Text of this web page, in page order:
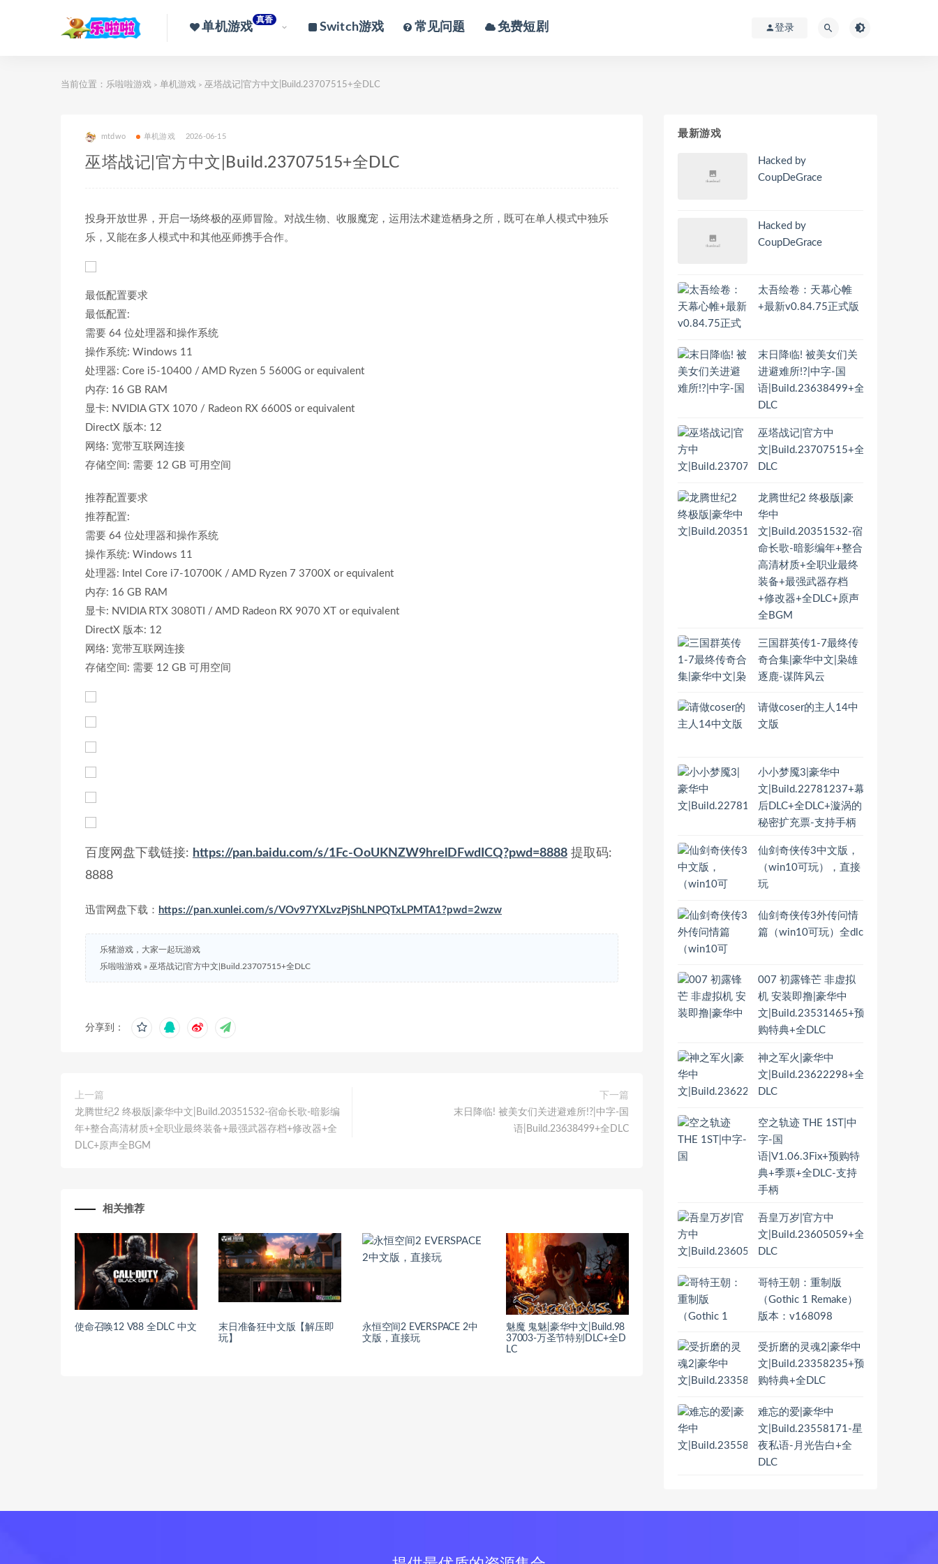
单机游戏
真香
Switch游戏 常见问题 免费短剧 登录
当前位置： 乐啦啦游戏 > 单机游戏 > 巫塔战记|官方中文|Build.23707515+全DLC
mtdwo 单机游戏 2026-06-15
巫塔战记|官方中文|Build.23707515+全DLC
投身开放世界，开启一场终极的巫师冒险。对战生物、收服魔宠，运用法术建造栖身之所，既可在单人模式中独乐
乐，又能在多人模式中和其他巫师携手合作。
最低配置要求
最低配置:
需要 64 位处理器和操作系统
操作系统: Windows 11
处理器: Core i5-10400 / AMD Ryzen 5 5600G or equivalent
内存: 16 GB RAM
显卡: NVIDIA GTX 1070 / Radeon RX 6600S or equivalent
DirectX 版本: 12
网络: 宽带互联网连接
存储空间: 需要 12 GB 可用空间
推荐配置要求
推荐配置:
需要 64 位处理器和操作系统
操作系统: Windows 11
处理器: Intel Core i7-10700K / AMD Ryzen 7 3700X or equivalent
内存: 16 GB RAM
显卡: NVIDIA RTX 3080TI / AMD Radeon RX 9070 XT or equivalent
DirectX 版本: 12
网络: 宽带互联网连接
存储空间: 需要 12 GB 可用空间
百度网盘下载链接: https://pan.baidu.com/s/1Fc-OoUKNZW9hrelDFwdICQ?pwd=8888 提取码:
8888
迅雷网盘下载： https://pan.xunlei.com/s/VOv97YXLvzPjShLNPQTxLPMTA1?pwd=2wzw
乐猪游戏，大家一起玩游戏
乐啦啦游戏 » 巫塔战记|官方中文|Build.23707515+全DLC
分享到：
上一篇
龙腾世纪2 终极版|豪华中文|Build.20351532-宿命长歌-暗影编
年+整合高清材质+全职业最终装备+最强武器存档+修改器+全
DLC+原声全BGM
下一篇
末日降临! 被美女们关进避难所!?|中字-国
语|Build.23638499+全DLC
相关推荐
使命召唤12 V88 全DLC 中文
末日准备狂中文版【解压即
玩】
永恒空间2 EVERSPACE 2中
文版，直接玩
魅魔 鬼魅|豪华中文|Build.98
37003-万圣节特别DLC+全D
LC
最新游戏
Hacked by
CoupDeGrace
Hacked by
CoupDeGrace
太吾绘卷：天幕心帷
+最新v0.84.75正式版
末日降临! 被美女们关
进避难所!?|中字-国
语|Build.23638499+全
DLC
巫塔战记|官方中
文|Build.23707515+全
DLC
龙腾世纪2 终极版|豪
华中
文|Build.20351532-宿
命长歌-暗影编年+整合
高清材质+全职业最终
装备+最强武器存档
+修改器+全DLC+原声
全BGM
三国群英传1-7最终传
奇合集|豪华中文|枭雄
逐鹿-谋阵风云
请做coser的主人14中
文版
小小梦魇3|豪华中
文|Build.22781237+幕
后DLC+全DLC+漩涡的
秘密扩充票-支持手柄
仙剑奇侠传3中文版，
（win10可玩），直接
玩
仙剑奇侠传3外传问情
篇（win10可玩）全dlc
007 初露锋芒 非虚拟
机 安装即撸|豪华中
文|Build.23531465+预
购特典+全DLC
神之军火|豪华中
文|Build.23622298+全
DLC
空之轨迹 THE 1ST|中
字-国
语|V1.06.3Fix+预购特
典+季票+全DLC-支持
手柄
吾皇万岁|官方中
文|Build.23605059+全
DLC
哥特王朝：重制版
（Gothic 1 Remake）
版本：v168098
受折磨的灵魂2|豪华中
文|Build.23358235+预
购特典+全DLC
难忘的爱|豪华中
文|Build.23558171-星
夜私语-月光告白+全
DLC